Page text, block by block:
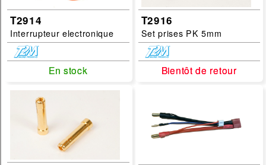
T2914
Interrupteur electronique
En stock
En stock
T2916
Set prises PK 5mm
Bientôt de retour
Bientôt de retour